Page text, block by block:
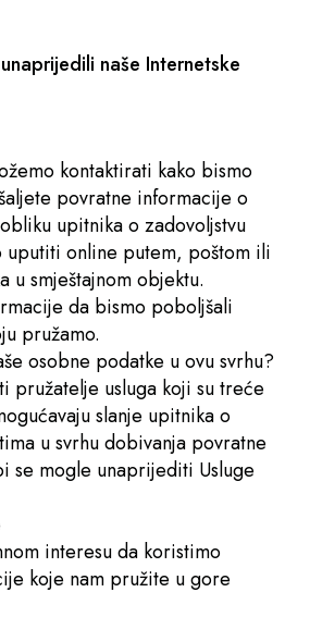
naše Internetske
kontaktirati kako bismo
povratne informacije o
upitnika o zadovoljstvu
uputiti online putem, poštom ili
u smještajnom objektu.
da bismo poboljšali
pružamo.
osobne podatke u ovu svrhu?
pružatelje usluga koji su treće
slanje upitnika o
u svrhu dobivanja povratne
se mogle unaprijediti Usluge
interesu da koristimo
koje nam pružite u gore